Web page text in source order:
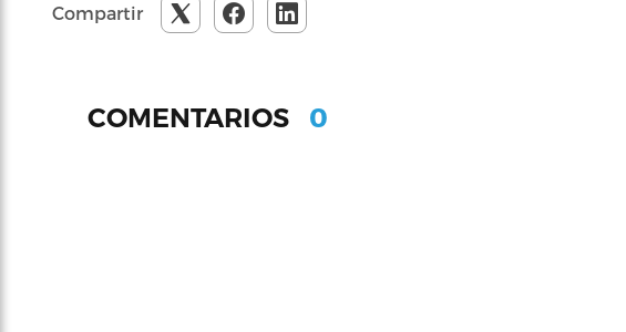
Compartir
COMENTARIOS 0